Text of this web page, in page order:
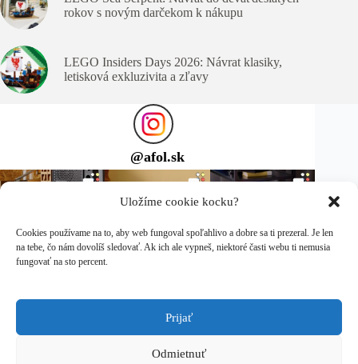
Uložíme cookie kocku?
Cookies používame na to, aby web fungoval spoľahlivo a dobre sa ti prezeral. Je len
na tebe, čo nám dovolíš sledovať. Ak ich ale vypneš, niektoré časti webu ti nemusia
fungovať na sto percent.
Prijať
Odmietnuť
rokov s novým darčekom k nákupu
LEGO Insiders Days 2026: Návrat klasiky,
letisková exkluzivita a zľavy
@afol.sk
Sleduj ma na Instagrame